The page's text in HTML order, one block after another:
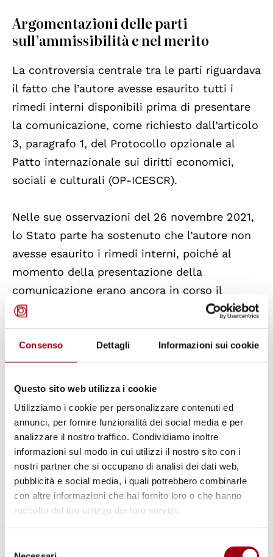
Consenso Dettagli Informazioni sui cookie
Questo sito web utilizza i cookie
Utilizziamo i cookie per personalizzare contenuti ed
annunci, per fornire funzionalità dei social media e per
analizzare il nostro traffico. Condividiamo inoltre
informazioni sul modo in cui utilizzi il nostro sito con i
nostri partner che si occupano di analisi dei dati web,
pubblicità e social media, i quali potrebbero combinarle
con altre informazioni che hai fornito loro o che hanno
raccolto dal tuo utilizzo dei loro servizi.
Argomentazioni delle parti
sull’ammissibilità e nel merito
La controversia centrale tra le parti riguardava
il fatto che l’autore avesse esaurito tutti i
rimedi interni disponibili prima di presentare
la comunicazione, come richiesto dall’articolo
3, paragrafo 1, del Protocollo opzionale al
Patto internazionale sui diritti economici,
sociali e culturali (OP-ICESCR).
Nelle sue osservazioni del 26 novembre 2021,
lo Stato parte ha sostenuto che l’autore non
avesse esaurito i rimedi interni, poiché al
momento della presentazione della
comunicazione erano ancora in corso il
procedimento fallimentare e il procedimento
penale. Lo Stato parte ha inoltre affermato
che l’autore non avesse perseguito tutti i
rimedi disponibili, quali l’avvio di azioni civili
dinanzi ai tribunali civili, la richiesta di
rimborso attraverso il procedimento
fallimentare o la costituzione di parte civile
nel procedimento penale.
L’autore ha ribattuto che la procedura
fallimentare era già stata chiusa nel 2019 e